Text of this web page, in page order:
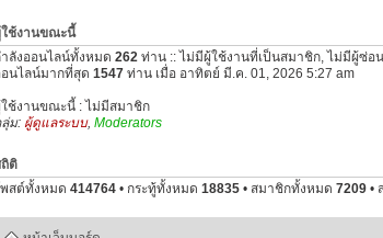
ช้งานขณะนี้
ำลังออนไลน์ทั้งหมด 262 ท่าน :: ไม่มีผู้ใช้งานที่เป็นสมาชิก, ไม่มีผู้ซ่
อนไลน์มากที่สุด 1547 ท่าน เมื่อ อาทิตย์ มี.ค. 01, 2026 5:27 am
ช้งานขณะนี้ : ไม่มีสมาชิก
ม: ผู้ดูแลระบบ, Moderators
ถิติ
สต์ทั้งหมด 414764 • กระทู้ทั้งหมด 18835 • สมาชิกทั้งหมด 7209 •